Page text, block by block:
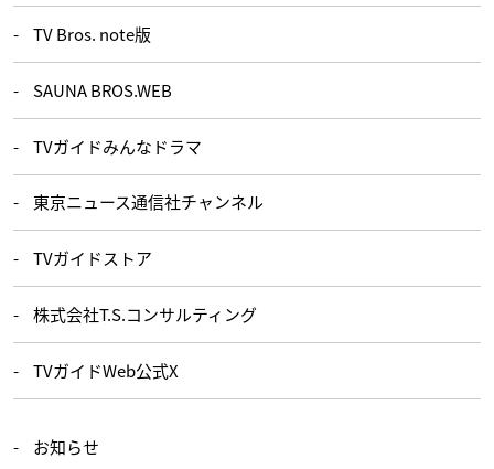
TV Bros. note版
SAUNA BROS.WEB
TVガイドみんなドラマ
東京ニュース通信社チャンネル
TVガイドストア
株式会社T.S.コンサルティング
TVガイドWeb公式X
お知らせ